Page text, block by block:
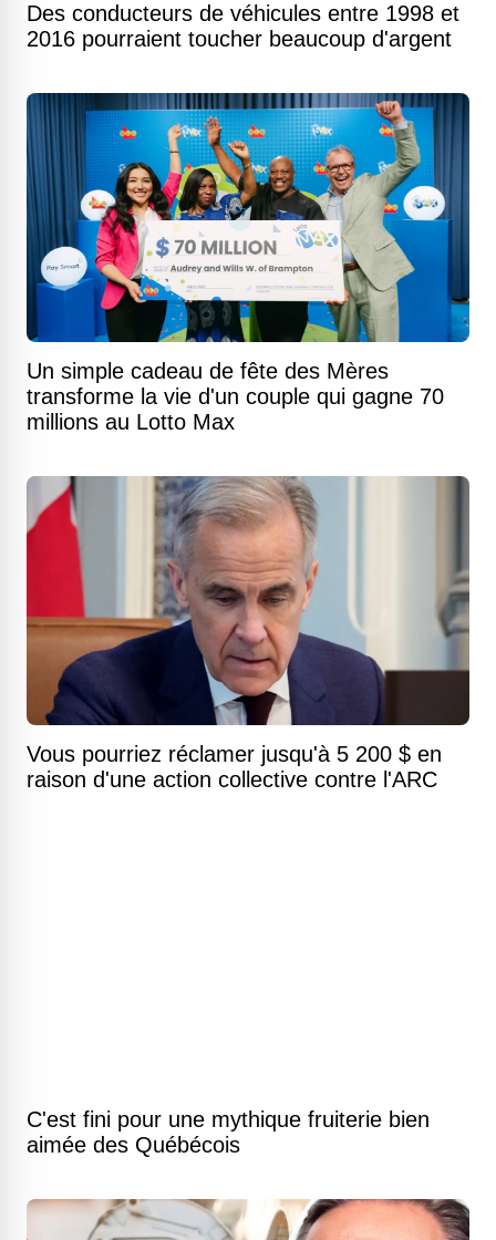
Des conducteurs de véhicules entre 1998 et
2016 pourraient toucher beaucoup d'argent
Un simple cadeau de fête des Mères
transforme la vie d'un couple qui gagne 70
millions au Lotto Max
Vous pourriez réclamer jusqu'à 5 200 $ en
raison d'une action collective contre l'ARC
C'est fini pour une mythique fruiterie bien
aimée des Québécois